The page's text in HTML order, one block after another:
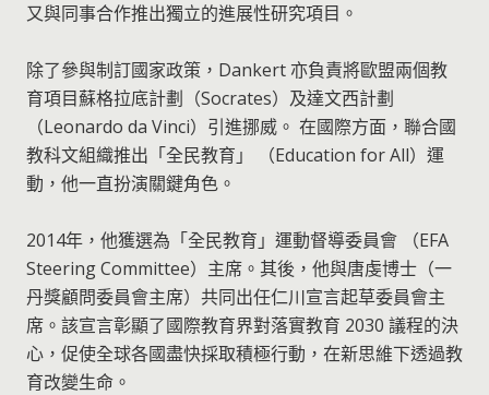
又與同事合作推出獨立的進展性研究項目。
除了參與制訂國家政策，Dankert 亦負責將歐盟兩個教
育項目蘇格拉底計劃（Socrates）及達文西計劃
（Leonardo da Vinci）引進挪威。 在國際方面，聯合國
教科文組織推出「全民教育」 （Education for All）運
動，他一直扮演關鍵角色。
2014年，他獲選為「全民教育」運動督導委員會 （EFA
Steering Committee）主席。其後，他與唐虔博士（一
丹獎顧問委員會主席）共同出任仁川宣言起草委員會主
席。該宣言彰顯了國際教育界對落實教育 2030 議程的決
心，促使全球各國盡快採取積極行動，在新思維下透過教
育改變生命。